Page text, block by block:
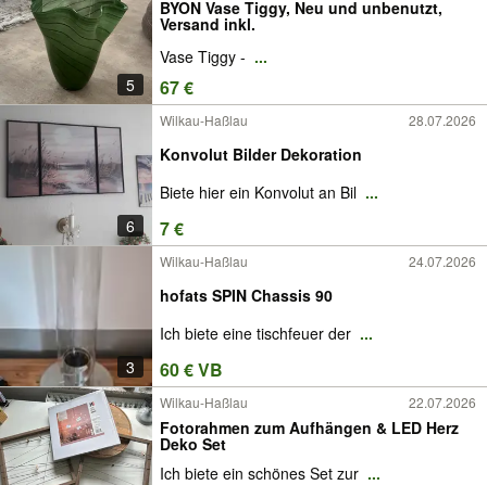
5
BYON Vase Tiggy, Neu und unbenutzt,
Versand inkl.
Vase Tiggy - ...
67 €
6
Wilkau-Haßlau 28.07.2026
Konvolut Bilder Dekoration
Biete hier ein Konvolut an Bil ...
7 €
3
Wilkau-Haßlau 24.07.2026
hofats SPIN Chassis 90
Ich biete eine tischfeuer der ...
60 € VB
Wilkau-Haßlau 22.07.2026
Fotorahmen zum Aufhängen & LED Herz
Deko Set
Ich biete ein schönes Set zur ...